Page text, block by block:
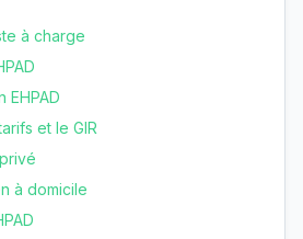
à charge
EHPAD
et le GIR
à domicile